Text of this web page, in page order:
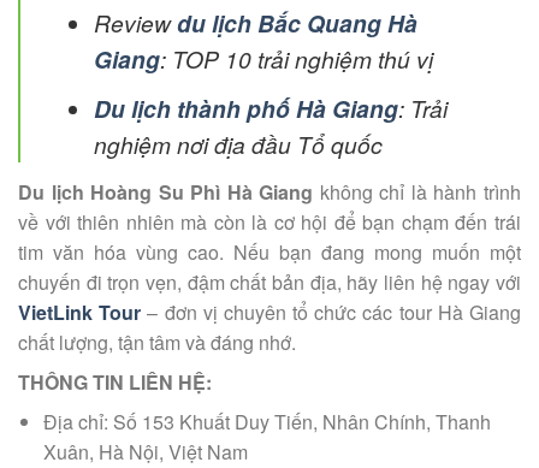
Reviewdu lịch Bắc Quang Hà
Giang: TOP 10 trải nghiệm thú vị
Du lịch thành phố Hà Giang: Trải
nghiệm nơi địa đầu Tổ quốc
Du lịch Hoàng Su Phì Hà Giang không chỉ là hành trình
về với thiên nhiên mà còn là cơ hội để bạn chạm đến trái
tim văn hóa vùng cao. Nếu bạn đang mong muốn một
chuyến đi trọn vẹn, đậm chất bản địa, hãy liên hệ ngay với
VietLink Tour – đơn vị chuyên tổ chức các tour Hà Giang
chất lượng, tận tâm và đáng nhớ.
THÔNG TIN LIÊN HỆ:
Địa chỉ: Số 153 Khuất Duy Tiến, Nhân Chính, Thanh
Xuân, Hà Nội, Việt Nam